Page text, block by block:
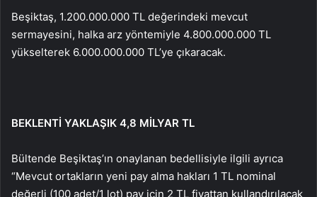
Beşiktaş, 1.200.000.000 TL değerindeki mevcut
sermayesini, halka arz yöntemiyle 4.800.000.000 TL
yükselterek 6.000.000.000 TL’ye çıkaracak.
BEKLENTİ YAKLAŞIK 4,8 MİLYAR TL
Bültende Beşiktaş’ın onaylanan bedellisiyle ilgili ayrıca
“Mevcut ortakların yeni pay alma hakları 1 TL nominal
değerli (100 adet/1 lot) pay için 2 TL fiyattan kullandırılacak